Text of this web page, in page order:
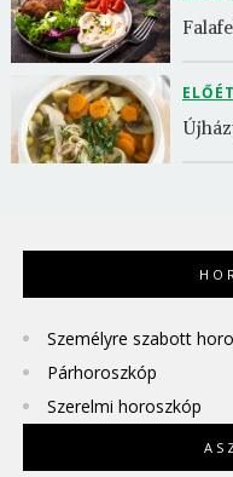
Személyre szabott
Párhoroszkóp
Szerelmi horoszkóp